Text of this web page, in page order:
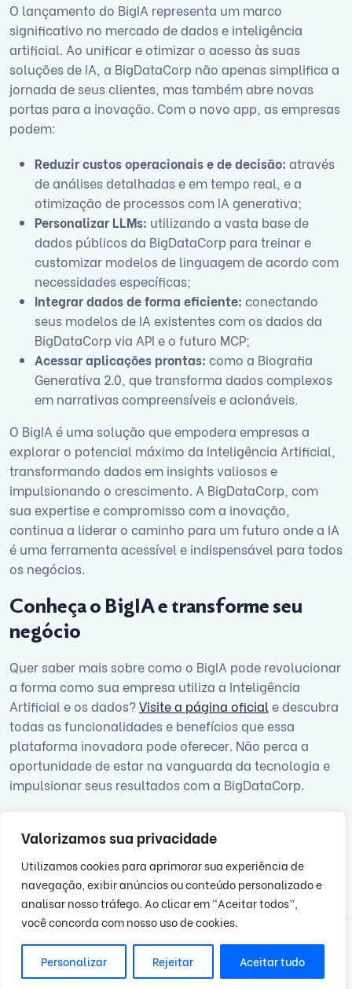
Valorizamos sua privacidade
Utilizamos cookies para aprimorar sua experiência de
navegação, exibir anúncios ou conteúdo personalizado e
analisar nosso tráfego. Ao clicar em “Aceitar todos”,
você concorda com nosso uso de cookies.
Personalizar Rejeitar Aceitar tudo
O lançamento do BigIA representa um marco
significativo no mercado de dados e inteligência
artificial. Ao unificar e otimizar o acesso às suas
soluções de IA, a BigDataCorp não apenas simplifica a
jornada de seus clientes, mas também abre novas
portas para a inovação. Com o novo app, as empresas
podem:
Reduzir custos operacionais e de decisão: através
de análises detalhadas e em tempo real, e a
otimização de processos com IA generativa;
Personalizar LLMs: utilizando a vasta base de
dados públicos da BigDataCorp para treinar e
customizar modelos de linguagem de acordo com
necessidades específicas;
Integrar dados de forma eficiente: conectando
seus modelos de IA existentes com os dados da
BigDataCorp via API e o futuro MCP;
Acessar aplicações prontas: como a Biografia
Generativa 2.0, que transforma dados complexos
em narrativas compreensíveis e acionáveis.
O BigIA é uma solução que empodera empresas a
explorar o potencial máximo da Inteligência Artificial,
transformando dados em insights valiosos e
impulsionando o crescimento. A BigDataCorp, com
sua expertise e compromisso com a inovação,
continua a liderar o caminho para um futuro onde a IA
é uma ferramenta acessível e indispensável para todos
os negócios.
Conheça o BigIA e transforme seu
negócio
Quer saber mais sobre como o BigIA pode revolucionar
a forma como sua empresa utiliza a Inteligência
Artificial e os dados?Visite a página oficial e descubra
todas as funcionalidades e benefícios que essa
plataforma inovadora pode oferecer. Não perca a
oportunidade de estar na vanguarda da tecnologia e
impulsionar seus resultados com a BigDataCorp.
2025 BigDataCorp. Todos os direitos reservados